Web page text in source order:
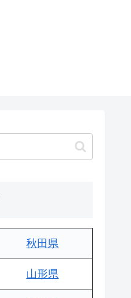
秋田県
山形県